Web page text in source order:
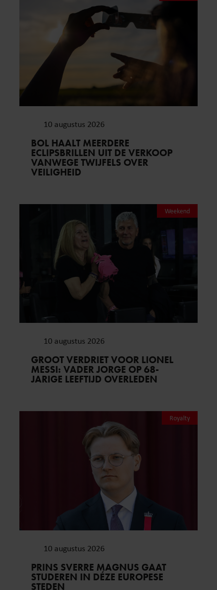
10 augustus 2026
BOL HAALT MEERDERE
ECLIPSBRILLEN UIT DE VERKOOP
VANWEGE TWIJFELS OVER
VEILIGHEID
Weekend
10 augustus 2026
GROOT VERDRIET VOOR LIONEL
MESSI: VADER JORGE OP 68-
JARIGE LEEFTIJD OVERLEDEN
Royalty
10 augustus 2026
PRINS SVERRE MAGNUS GAAT
STUDEREN IN DÉZE EUROPESE
STEDEN